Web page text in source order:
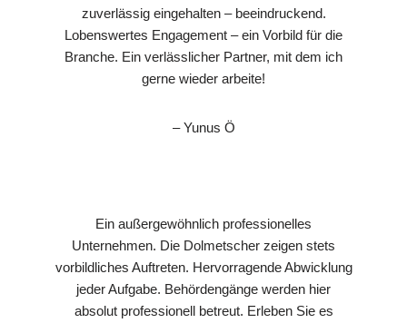
zuverlässig eingehalten – beeindruckend.
Lobenswertes Engagement – ein Vorbild für die
Branche. Ein verlässlicher Partner, mit dem ich
gerne wieder arbeite!
– Yunus Ö
Ein außergewöhnlich professionelles
Unternehmen. Die Dolmetscher zeigen stets
vorbildliches Auftreten. Hervorragende Abwicklung
jeder Aufgabe. Behördengänge werden hier
absolut professionell betreut. Erleben Sie es